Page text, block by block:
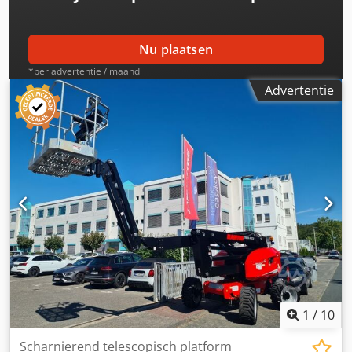
Nu plaatsen
*per advertentie / maand
Advertentie
1 / 10
Scharnierend telescopisch platform